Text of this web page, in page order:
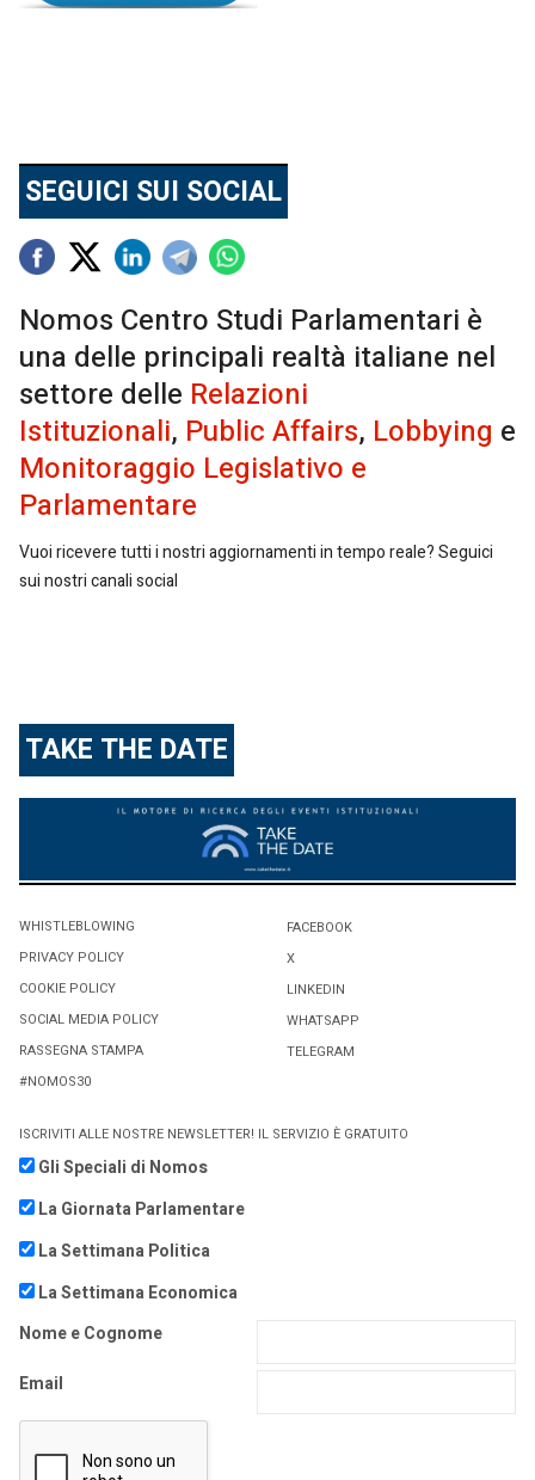
SEGUICI SUI SOCIAL
Nomos Centro Studi Parlamentari è
una delle principali realtà italiane nel
settore delle Relazioni
Istituzionali, Public Affairs, Lobbying e
Monitoraggio Legislativo e
Parlamentare
Vuoi ricevere tutti i nostri aggiornamenti in tempo reale? Seguici
sui nostri canali social
TAKE THE DATE
WHISTLEBLOWING
PRIVACY POLICY
COOKIE POLICY
SOCIAL MEDIA POLICY
RASSEGNA STAMPA
#NOMOS30
FACEBOOK
X
LINKEDIN
WHATSAPP
TELEGRAM
ISCRIVITI ALLE NOSTRE NEWSLETTER! IL SERVIZIO È GRATUITO
Gli Speciali di Nomos
La Giornata Parlamentare
La Settimana Politica
La Settimana Economica
Nome e Cognome
Email